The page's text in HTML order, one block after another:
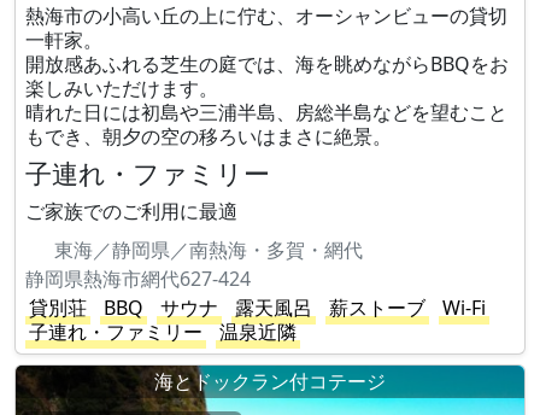
熱海市の小高い丘の上に佇む、オーシャンビューの貸切
一軒家。
開放感あふれる芝生の庭では、海を眺めながらBBQをお
楽しみいただけます。
晴れた日には初島や三浦半島、房総半島などを望むこと
もでき、朝夕の空の移ろいはまさに絶景。
子連れ・ファミリー
ご家族でのご利用に最適
東海／静岡県／南熱海・多賀・網代
静岡県熱海市網代627-424
貸別荘
BBQ サウナ 露天風呂 薪ストーブ
Wi-Fi
子連れ・ファミリー
温泉近隣
海とドックラン付コテージ